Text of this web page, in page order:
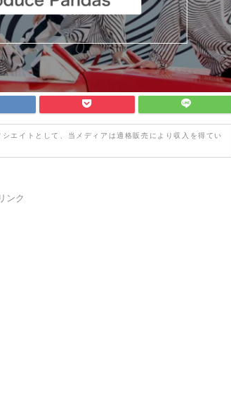
エイトとして、当メディアは適格販売により収入を得てい
ンク